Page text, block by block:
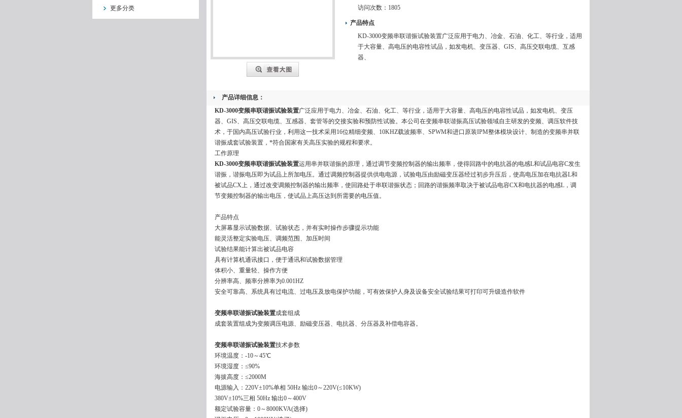
更多分类 访问次数： 1805
产品特点
KD-3000变频串联谐振试验装置广泛应用于电力、冶金、石油、化工、等行业，适用
于大容量、高电压的电容性试品，如发电机、变压器、GIS、高压交联电缆、互感
器、
产品详细信息：
KD-3000变频串联谐振试验装置广泛应用于电力、冶金、石油、化工、等行业，适用于大容量、高电压的电容性试品，如发电机、变压
器、GIS、高压交联电缆、互感器、套管等的交接实验和预防性试验。本公司在变频串联谐振高压试验领域自主研发的变频、调压软件技
术，于国内高压试验行业，利用这一技术采用16位精细变频、10KHZ载波频率、SPWM和进口原装IPM整体模块设计、制造的变频串并联
谐振成套试验装置，*符合国家有关高压实验的规程和要求。
工作原理
KD-3000变频串联谐振试验装置运用串并联谐振的原理，通过调节变频控制器的输出频率，使得回路中的电抗器的电感L和试品电容C发生
谐振，谐振电压即为试品上所加电压。通过调频控制器提供供电电源，试验电压由励磁变压器经过初步升压后，使高电压加在电抗器L和
被试品CX上，通过改变调频控制器的输出频率，使回路处于串联谐振状态；回路的谐振频率取决于被试品电容CX和电抗器的电感L，调
节变频控制器的输出电压，使试品上高压达到所需要的电压值。
产品特点
大屏幕显示试验数据、试验状态，并有实时操作步骤提示功能
能灵活整定实验电压、调频范围、加压时间
试验结果能计算出被试品电容
具有计算机通讯接口，便于通讯和试验数据管理
体积小、重量轻、操作方便
分辨率高、频率分辨率为0.001HZ
安全可靠高、系统具有过电流、过电压及放电保护功能，可有效保护人身及设备安全试验结果可打印可升级造作软件
变频串联谐振试验装置成套组成
成套装置组成为变频调压电源、励磁变压器、电抗器、分压器及补偿电容器。
变频串联谐振试验装置技术参数
环境温度：-10～45℃
环境湿度：≤90%
海拔高度：≤2000M
电源输入：220V±10%单相 50Hz 输出0～220V(≤10KW)
380V±10%三相 50Hz 输出0～400V
额定试验容量：0～8000KVA(选择)